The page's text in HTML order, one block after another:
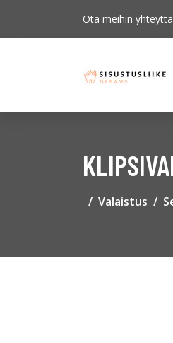
Ota meihin
Valaistus